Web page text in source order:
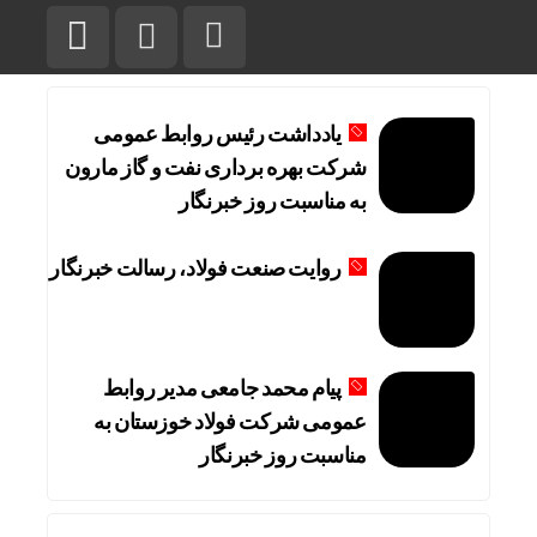
یادداشت رئیس روابط عمومی
شرکت بهره برداری نفت و گاز مارون
به مناسبت روز خبرنگار
روایت صنعت فولاد،‌ رسالت خبرنگار
پیام محمد جامعی مدیر روابط
عمومی شرکت فولاد خوزستان به
مناسبت روز خبرنگار